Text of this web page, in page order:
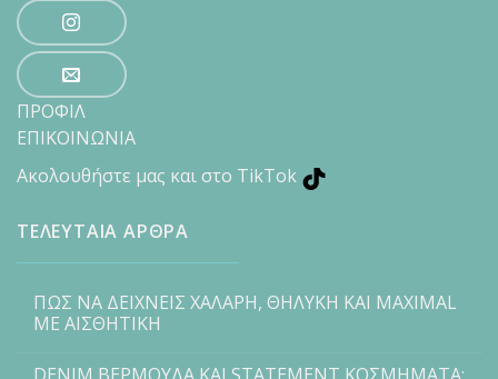
ΠΡΟΦΙΛ
ΕΠΙΚΟΙΝΩΝΙΑ
Ακολουθήστε μας και στο TikTok
ΤΕΛΕΥΤΑΙΑ ΑΡΘΡΑ
ΠΩΣ ΝΑ ΔΕΙΧΝΕΙΣ ΧΑΛΑΡΗ, ΘΗΛΥΚΗ ΚΑΙ MAXIMAL
ΜΕ ΑΙΣΘΗΤΙΚΗ